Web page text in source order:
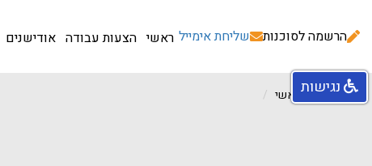
הרשמה לסוכנות שליחת אימייל ראשי הצעות עבודה אודישנים
עמוד ראשי
נגישות